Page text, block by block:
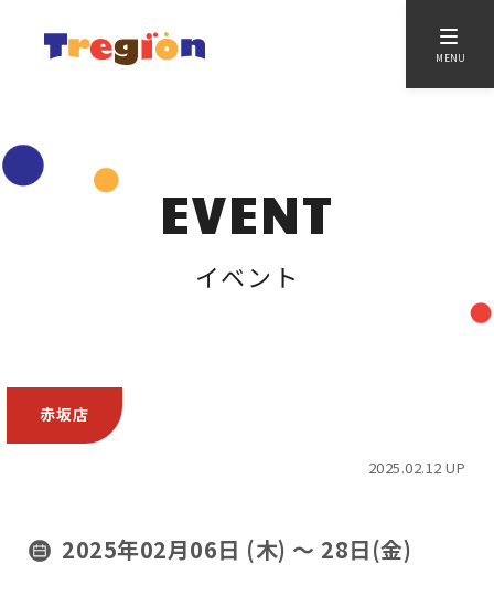
MENU
EVENT
イベント
赤坂店
2025.02.12 UP
2025年02月06日 (木) 〜 28日(金)